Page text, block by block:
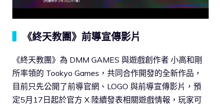
《終天教團》前導宣傳影片
《終天教團》為 DMM GAMES 與遊戲創作者 小高和剛
所率領的 Tookyo Games，共同合作開發的全新作品，
目前只先公開了前導官網、LOGO 與前導宣傳影片，預
定5月17日起於官方 X 陸續發表相關遊戲情報，玩家可